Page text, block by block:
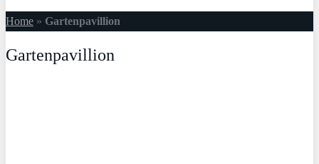
Home » Gartenpavillion
Gartenpavillion